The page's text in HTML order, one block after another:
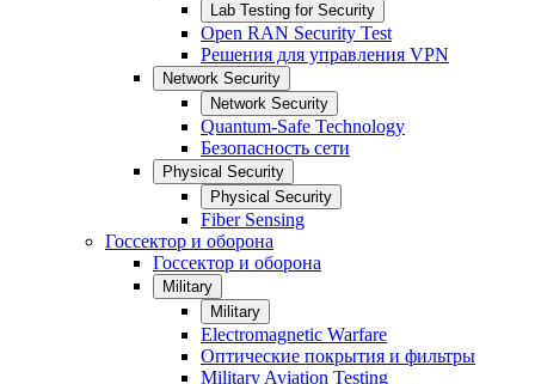
Lab Testing for Security
Open RAN Security Test
Решения для управления VPN
Network Security
Network Security
Quantum-Safe Technology
Безопасность сети
Physical Security
Physical Security
Fiber Sensing
Госсектор и оборона
Госсектор и оборона
Military
Military
Electromagnetic Warfare
Оптические покрытия и фильтры
Military Aviation Testing